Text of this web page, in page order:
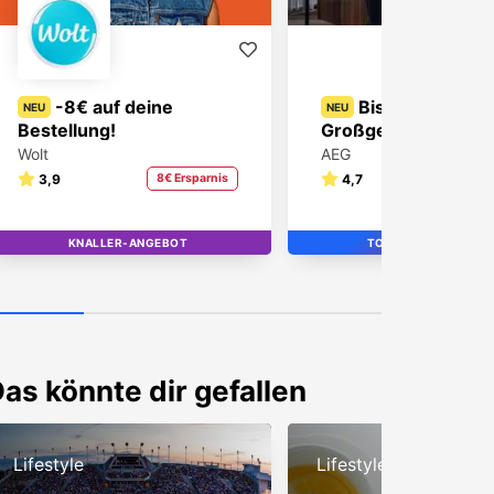
NEU
-8€ auf deine
Bestellung!
Wolt
3,9 8€ Ersparnis
TOP
KNALLER-ANGEBOT
NEU
Bis zu -38% auf
Großgeräte
AEG
4,7
STUDENT BRAND
TOP STUDENT
könnte dir gefallen
Lifestyle Lifestyle